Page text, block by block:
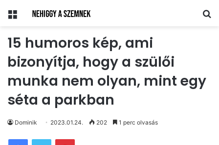
Menü
15 humoros kép, ami
bizonyítja, hogy a szülői
munka nem olyan, mint egy
séta a parkban
Dominik 2023.01.24. 202 1 perc olvasás
Pinterest